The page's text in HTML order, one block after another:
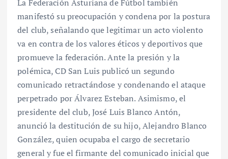
La Federación Asturiana de Fútbol también
manifestó su preocupación y condena por la postura
del club, señalando que legitimar un acto violento
va en contra de los valores éticos y deportivos que
promueve la federación. Ante la presión y la
polémica, CD San Luis publicó un segundo
comunicado retractándose y condenando el ataque
perpetrado por Álvarez Esteban. Asimismo, el
presidente del club, José Luis Blanco Antón,
anunció la destitución de su hijo, Alejandro Blanco
González, quien ocupaba el cargo de secretario
general y fue el firmante del comunicado inicial que